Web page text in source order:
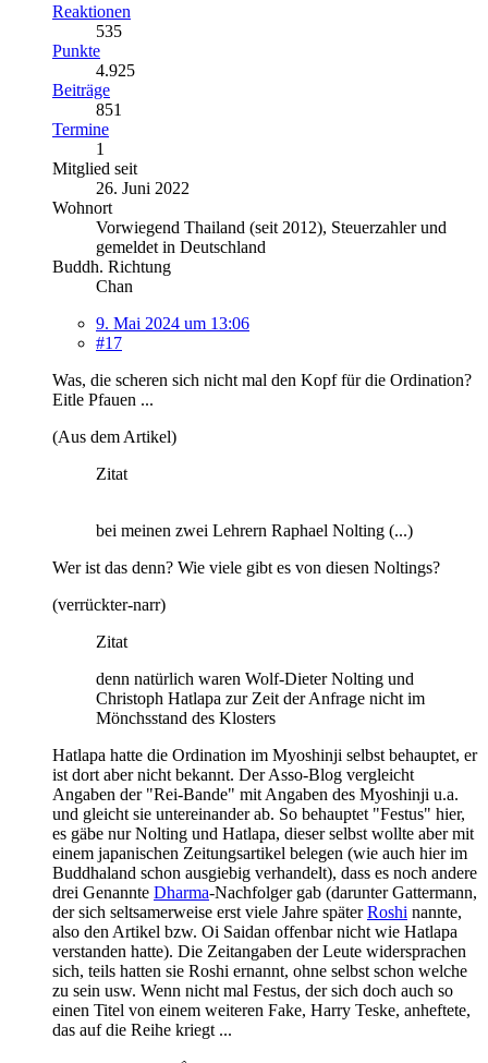
Reaktionen
535
Punkte
4.925
Beiträge
851
Termine
1
Mitglied seit
26. Juni 2022
Wohnort
Vorwiegend Thailand (seit 2012), Steuerzahler und
gemeldet in Deutschland
Buddh. Richtung
Chan
9. Mai 2024 um 13:06
#17
Was, die scheren sich nicht mal den Kopf für die Ordination?
Eitle Pfauen ...
(Aus dem Artikel)
Zitat
bei meinen zwei Lehrern Raphael Nolting (...)
Wer ist das denn? Wie viele gibt es von diesen Noltings?
(verrückter-narr)
Zitat
denn natürlich waren Wolf-Dieter Nolting und
Christoph Hatlapa zur Zeit der Anfrage nicht im
Mönchsstand des Klosters
Hatlapa hatte die Ordination im Myoshinji selbst behauptet, er
ist dort aber nicht bekannt. Der Asso-Blog vergleicht
Angaben der "Rei-Bande" mit Angaben des Myoshinji u.a.
und gleicht sie untereinander ab. So behauptet "Festus" hier,
es gäbe nur Nolting und Hatlapa, dieser selbst wollte aber mit
einem japanischen Zeitungsartikel belegen (wie auch hier im
Buddhaland schon ausgiebig verhandelt), dass es noch andere
drei Genannte Dharma-Nachfolger gab (darunter Gattermann,
der sich seltsamerweise erst viele Jahre späterRoshi nannte,
also den Artikel bzw. Oi Saidan offenbar nicht wie Hatlapa
verstanden hatte). Die Zeitangaben der Leute widersprachen
sich, teils hatten sie Roshi ernannt, ohne selbst schon welche
zu sein usw. Wenn nicht mal Festus, der sich doch auch so
einen Titel von einem weiteren Fake, Harry Teske, anheftete,
das auf die Reihe kriegt ...